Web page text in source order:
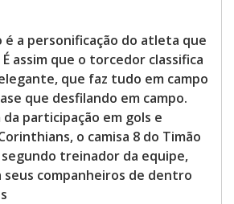
é a personificação do atleta que
assim que o torcedor classifica
que faz tudo em campo
que desfilando em campo.
participação em gols e
o camisa 8 do Timão
treinador da equipe,
seus companheiros de dentro